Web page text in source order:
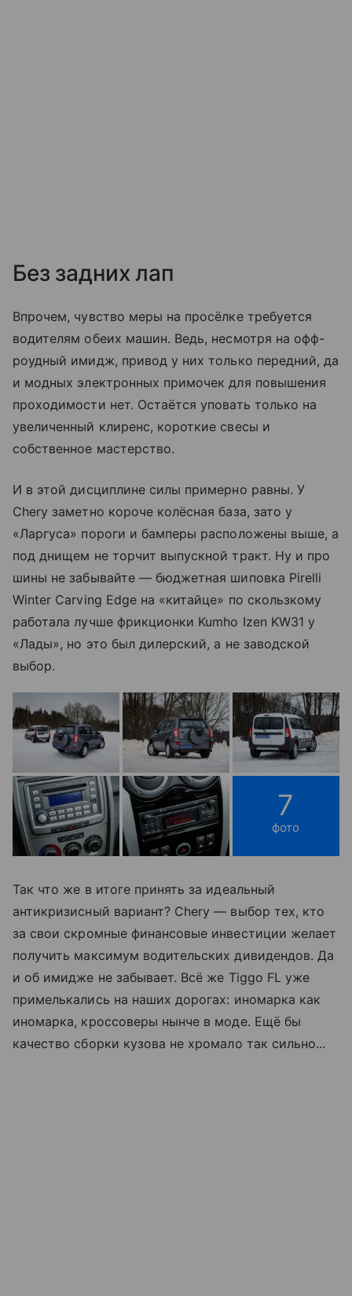
Без задних лап
Впрочем, чувство меры на просёлке требуется
водителям обеих машин. Ведь, несмотря на офф-
роудный имидж, привод у них только передний, да
и модных электронных примочек для повышения
проходимости нет. Остаётся уповать только на
увеличенный клиренс, короткие свесы и
собственное мастерство.
И в этой дисциплине силы примерно равны. У
Chery заметно короче колёсная база, зато у
«Ларгуса» пороги и бамперы расположены выше, а
под днищем не торчит выпускной тракт. Ну и про
шины не забывайте — бюджетная шиповка Pirelli
Winter Carving Edge на «китайце» по скользкому
работала лучше фрикционки Kumho Izen KW31 у
«Лады», но это был дилерский, а не заводской
выбор.
7
фото
Так что же в итоге принять за идеальный
антикризисный вариант? Chery — выбор тех, кто
за свои скромные финансовые инвестиции желает
получить максимум водительских дивидендов. Да
и об имидже не забывает. Всё же Tiggo FL уже
примелькались на наших дорогах: иномарка как
иномарка, кроссоверы нынче в моде. Ещё бы
качество сборки кузова не хромало так сильно...